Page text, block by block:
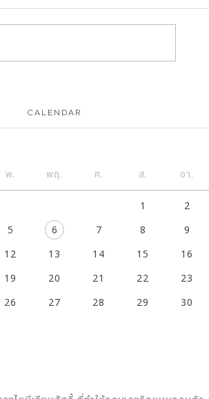
CALENDAR
พ. พฤ. ศ. ส. อา.
1
2
5 6 7 8
9
12 13 14 15
16
19 20 21 22
23
26 27 28 29
30